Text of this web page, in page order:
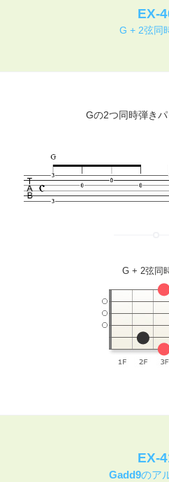
EX-
G + 2弦同
Gの2つ同時弾きパ
G + 2弦同
EX-
Gadd9のア